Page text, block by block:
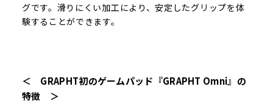
グです。滑りにくい加工により、安定したグリップを体
験することができます。
＜ GRAPHT初のゲームパッド『GRAPHT Omni』の
特徴 ＞